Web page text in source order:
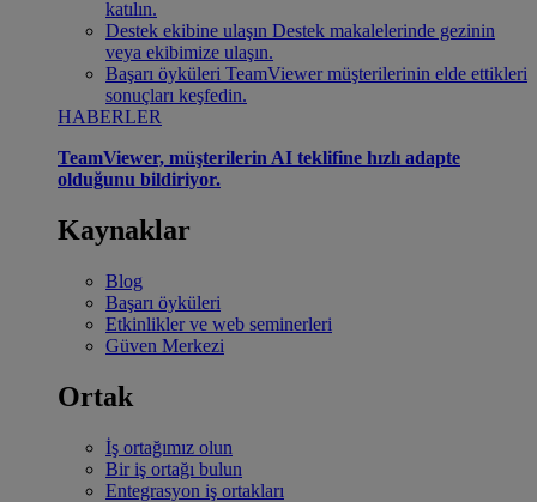
katılın.
Destek ekibine ulaşın Destek makalelerinde gezinin
veya ekibimize ulaşın.
Başarı öyküleri TeamViewer müşterilerinin elde ettikleri
sonuçları keşfedin.
HABERLER
TeamViewer, müşterilerin AI teklifine hızlı adapte
olduğunu bildiriyor.
Kaynaklar
Blog
Başarı öyküleri
Etkinlikler ve web seminerleri
Güven Merkezi
Ortak
İş ortağımız olun
Bir iş ortağı bulun
Entegrasyon iş ortakları